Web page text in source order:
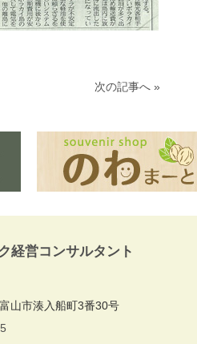
次の記事へ »
経営コンサルタント
山市湊入船町3番30号